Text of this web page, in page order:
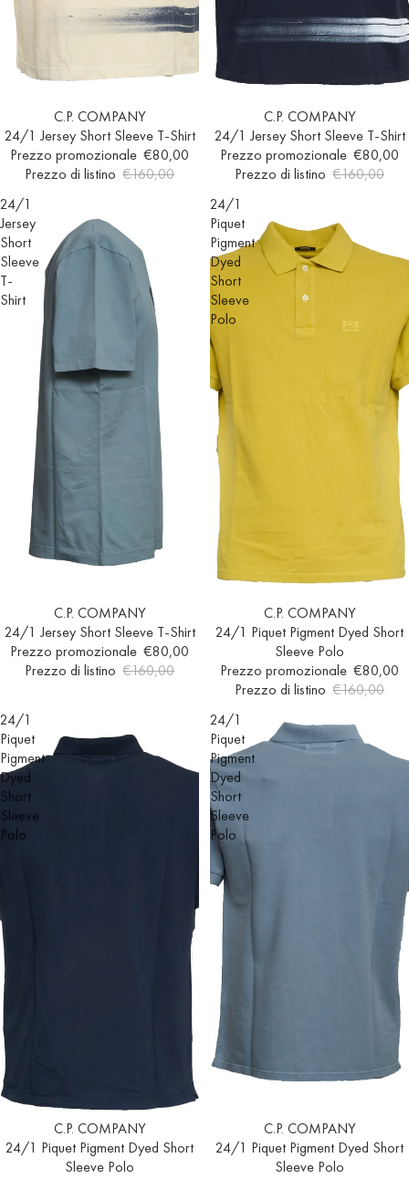
C.P. COMPANY
24/1 Jersey Short Sleeve T-Shirt
Prezzo promozionale €80,00
Prezzo di listino €160,00
C.P. COMPANY
24/1 Jersey Short Sleeve T-Shirt
Prezzo promozionale €80,00
Prezzo di listino €160,00
24/1
Jersey
Short
Sleeve
T-
Shirt
C.P. COMPANY
24/1 Jersey Short Sleeve T-Shirt
Prezzo promozionale €80,00
Prezzo di listino €160,00
24/1
Piquet
Pigment
Dyed
Short
Sleeve
Polo
C.P. COMPANY
24/1 Piquet Pigment Dyed Short
Sleeve Polo
Prezzo promozionale €80,00
Prezzo di listino €160,00
24/1
Piquet
Pigment
Dyed
Short
Sleeve
Polo
C.P. COMPANY
24/1 Piquet Pigment Dyed Short
Sleeve Polo
24/1
Piquet
Pigment
Dyed
Short
Sleeve
Polo
C.P. COMPANY
24/1 Piquet Pigment Dyed Short
Sleeve Polo